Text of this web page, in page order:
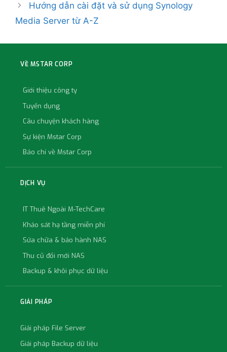
Hướng dẫn cài đặt và sử dụng Synology
Media Server từ A-Z
VỀ MSTAR CORP
Giới thiệu công ty
Tuyển dụng
Câu chuyện khách hàng
Sự kiện Mstar Corp
Báo chí về Mstar Corp
DỊCH VỤ
IT Thuê Ngoài M-TechCare
Khảo sát hạ tầng miễn phí
Sửa chữa & bảo hành NAS
Thu cũ đổi mới NAS
Backup & khôi phục dữ liệu
GIẢI PHÁP
Giải pháp File Server
Giải pháp Backup dữ liệu